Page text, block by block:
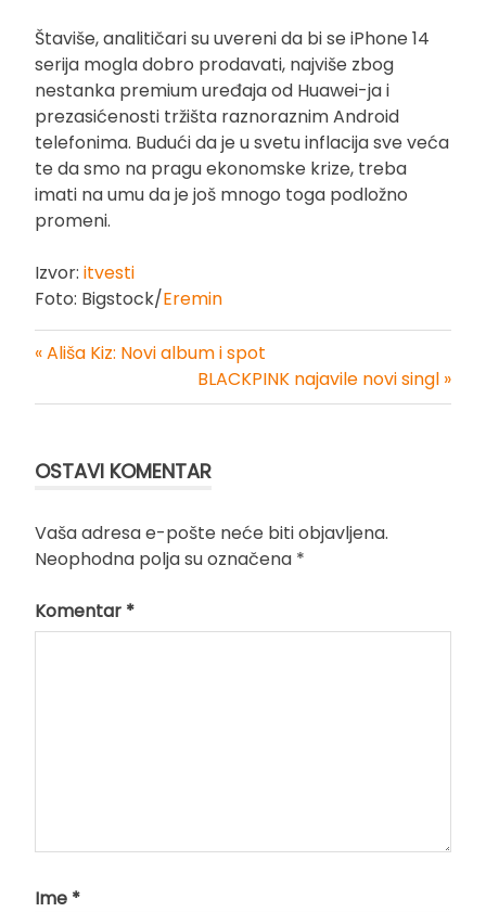
Štaviše, analitičari su uvereni da bi se iPhone 14
serija mogla dobro prodavati, najviše zbog
nestanka premium uređaja od Huawei-ja i
prezasićenosti tržišta raznoraznim Android
telefonima. Budući da je u svetu inflacija sve veća
te da smo na pragu ekonomske krize, treba
imati na umu da je još mnogo toga podložno
promeni.
Izvor: itvesti
Foto: Bigstock/Eremin
« Ališa Kiz: Novi album i spot
BLACKPINK najavile novi singl »
OSTAVI KOMENTAR
Vaša adresa e-pošte neće biti objavljena.
Neophodna polja su označena *
Komentar *
Ime *